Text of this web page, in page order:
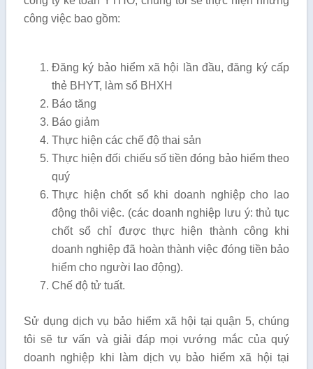
công việc bao gồm:
Đăng ký bảo hiểm xã hội lần đầu, đăng ký cấp
thẻ BHYT, làm sổ BHXH
Báo tăng
Báo giảm
Thực hiện các chế độ thai sản
Thực hiện đối chiếu số tiền đóng bảo hiểm theo
quý
Thực hiện chốt sổ khi doanh nghiệp cho lao
động thôi việc. (các doanh nghiệp lưu ý: thủ tục
chốt sổ chỉ được thực hiện thành công khi
doanh nghiệp đã hoàn thành việc đóng tiền bảo
hiểm cho người lao động).
Chế độ tử tuất.
Sử dụng dịch vụ bảo hiểm xã hội tại quận 5, chúng
tôi sẽ tư vấn và giải đáp mọi vướng mắc của quý
doanh nghiệp khi làm dịch vụ bảo hiểm xã hội tại